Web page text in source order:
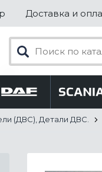
Доставка и
(ДВС), Детали ДВС.